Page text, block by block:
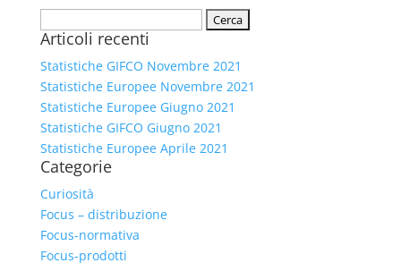
per:
Articoli recenti
Statistiche GIFCO Novembre 2021
Statistiche Europee Novembre 2021
Statistiche Europee Giugno 2021
Statistiche GIFCO Giugno 2021
Statistiche Europee Aprile 2021
Categorie
Curiosità
Focus – distribuzione
Focus-normativa
Focus-prodotti